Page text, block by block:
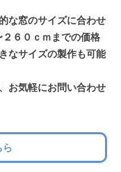
な窓のサイズに合わせ
６０ｃｍまでの価格
なサイズの製作も可能
お気軽にお問い合わせ
ら